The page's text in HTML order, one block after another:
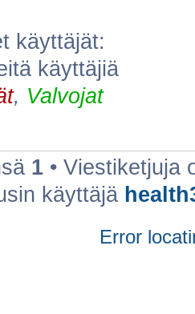
käyttäjät:
käyttäjiä
, Valvojat
1 • Viestiketjuja
käyttäjä
Error